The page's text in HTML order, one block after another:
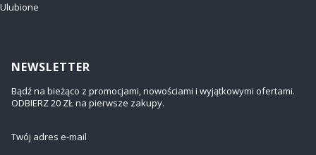
Ulubione
NEWSLETTER
Bądź na bieżąco z promocjami, nowościami i wyjątkowymi ofertami.
ODBIERZ 20 ZŁ na pierwsze zakupy.
Twój adres e-mail